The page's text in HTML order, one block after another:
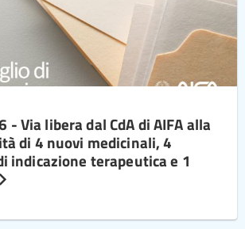
Via libera dal CdA di AIFA alla
di 4 nuovi medicinali, 4
indicazione terapeutica e 1